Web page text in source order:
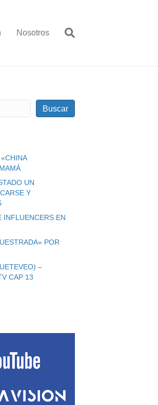
Nosotros
Buscar
UN
Y
INFLUENCERS EN
POR
–
CAP 13